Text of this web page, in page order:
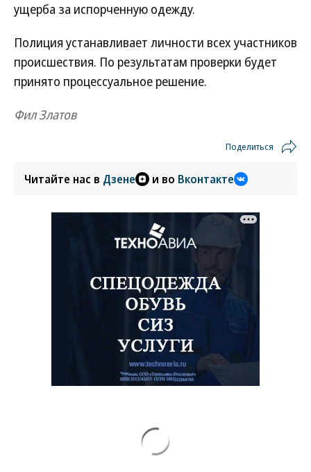
ущерба за испорченную одежду.
Полиция устанавливает личности всех участников
происшествия. По результатам проверки будет
принято процессуальное решение.
Фил Златов
Поделиться
Читайте нас в Дзене и во Вконтакте